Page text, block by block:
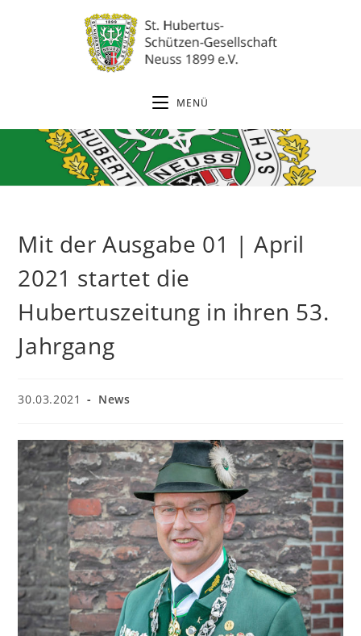
MENÜ
Mit der Ausgabe 01 | April
2021 startet die
Hubertuszeitung in ihren 53.
Jahrgang
Beitrag
30.03.2021
Beitrags-
News